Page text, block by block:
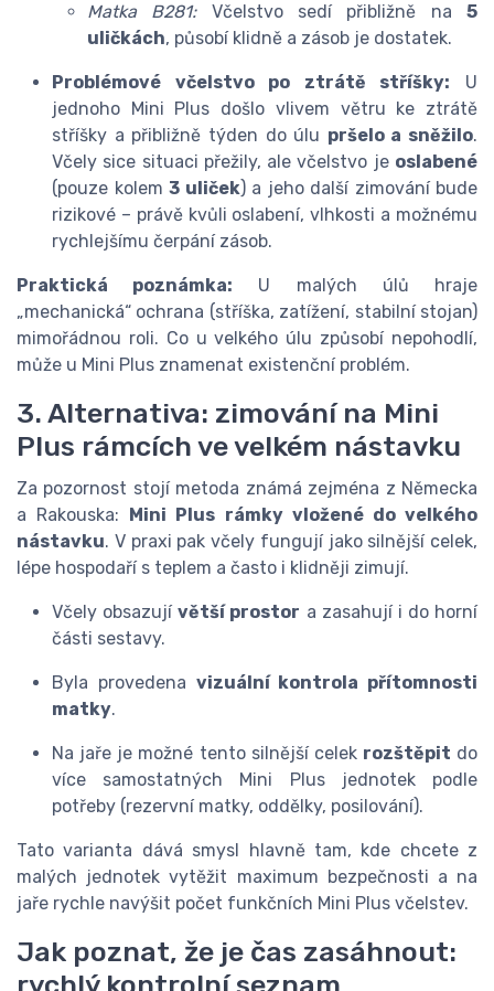
Matka B281:Včelstvo sedí přibližně na5
uličkách, působí klidně a zásob je dostatek.
Problémové včelstvo po ztrátě stříšky: U
jednoho Mini Plus došlo vlivem větru ke ztrátě
stříšky a přibližně týden do úlu pršelo a sněžilo.
Včely sice situaci přežily, ale včelstvo je oslabené
(pouze kolem 3 uliček) a jeho další zimování bude
rizikové – právě kvůli oslabení, vlhkosti a možnému
rychlejšímu čerpání zásob.
Praktická poznámka: U malých úlů hraje
„mechanická“ ochrana (stříška, zatížení, stabilní stojan)
mimořádnou roli. Co u velkého úlu způsobí nepohodlí,
může u Mini Plus znamenat existenční problém.
3. Alternativa: zimování na Mini
Plus rámcích ve velkém nástavku
Za pozornost stojí metoda známá zejména z Německa
a Rakouska: Mini Plus rámky vložené do velkého
nástavku. V praxi pak včely fungují jako silnější celek,
lépe hospodaří s teplem a často i klidněji zimují.
Včely obsazujívětší prostor a zasahují i do horní
části sestavy.
Byla provedena vizuální kontrola přítomnosti
matky.
Na jaře je možné tento silnější celek rozštěpit do
více samostatných Mini Plus jednotek podle
potřeby (rezervní matky, oddělky, posilování).
Tato varianta dává smysl hlavně tam, kde chcete z
malých jednotek vytěžit maximum bezpečnosti a na
jaře rychle navýšit počet funkčních Mini Plus včelstev.
Jak poznat, že je čas zasáhnout:
rychlý kontrolní seznam